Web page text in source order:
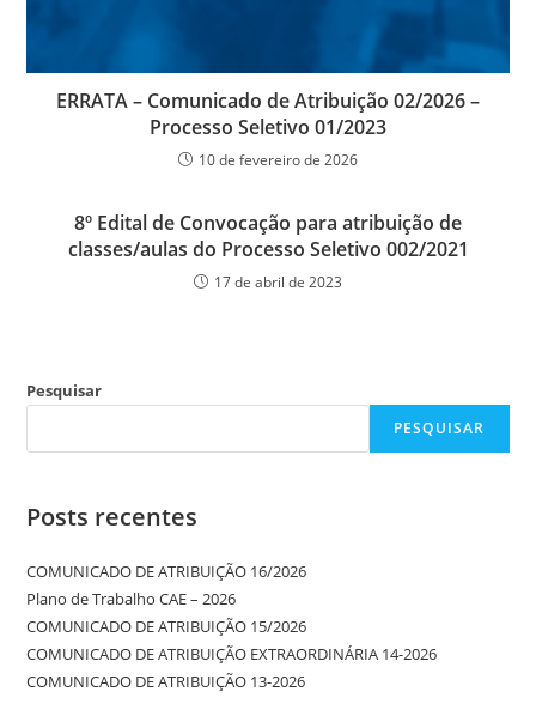
ERRATA – Comunicado de Atribuição 02/2026 –
Processo Seletivo 01/2023
10 de fevereiro de 2026
8º Edital de Convocação para atribuição de
classes/aulas do Processo Seletivo 002/2021
17 de abril de 2023
Pesquisar
PESQUISAR
Posts recentes
COMUNICADO DE ATRIBUIÇÃO 16/2026
Plano de Trabalho CAE – 2026
COMUNICADO DE ATRIBUIÇÃO 15/2026
COMUNICADO DE ATRIBUIÇÃO EXTRAORDINÁRIA 14-2026
COMUNICADO DE ATRIBUIÇÃO 13-2026